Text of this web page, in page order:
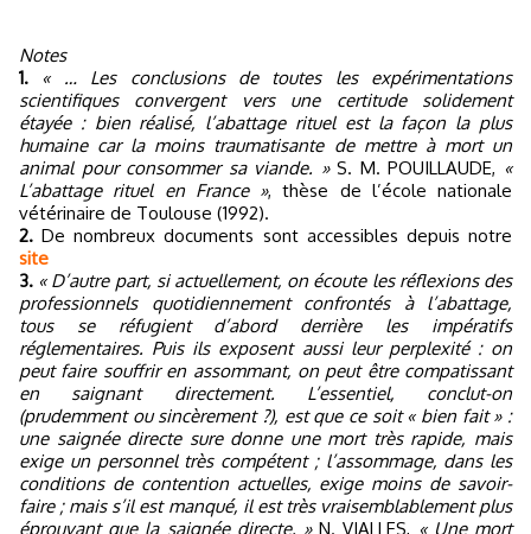
Notes
1.
« … Les conclusions de toutes les expérimentations
scientifiques convergent vers une certitude solidement
étayée : bien réalisé, l’abattage rituel est la façon la plus
humaine car la moins traumatisante de mettre à mort un
animal pour consommer sa viande. »S. M. POUILLAUDE, «
L’abattage rituel en France », thèse de l’école nationale
vétérinaire de Toulouse (1992).
2. De nombreux documents sont accessibles depuis notre
site
3. « D’autre part, si actuellement, on écoute les réflexions des
professionnels quotidiennement confrontés à l’abattage,
tous se réfugient d’abord derrière les impératifs
réglementaires. Puis ils exposent aussi leur perplexité : on
peut faire souffrir en assommant, on peut être compatissant
en saignant directement. L’essentiel, conclut-on
(prudemment ou sincèrement ?), est que ce soit « bien fait » :
une saignée directe sure donne une mort très rapide, mais
exige un personnel très compétent ; l’assommage, dans les
conditions de contention actuelles, exige moins de savoir-
faire ; mais s’il est manqué, il est très vraisemblablement plus
éprouvant que la saignée directe. »N. VIALLES, « Une mort